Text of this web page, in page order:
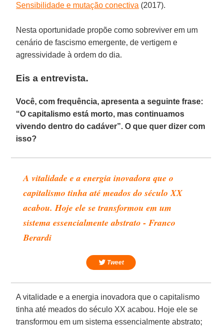
Sensibilidade e mutação conectiva (2017).
Nesta oportunidade propõe como sobreviver em um
cenário de fascismo emergente, de vertigem e
agressividade à ordem do dia.
Eis a entrevista.
Você, com frequência, apresenta a seguinte frase:
“O capitalismo está morto, mas continuamos
vivendo dentro do cadáver”. O que quer dizer com
isso?
A vitalidade e a energia inovadora que o
capitalismo tinha até meados do século XX
acabou. Hoje ele se transformou em um
sistema essencialmente abstrato - Franco
Berardi
Tweet
A vitalidade e a energia inovadora que o capitalismo
tinha até meados do século XX acabou. Hoje ele se
transformou em um sistema essencialmente abstrato;